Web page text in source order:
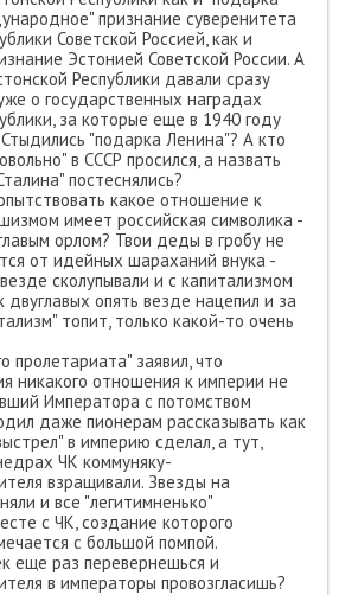
признание суверенитета
Советской Россией, как и
Эстонией Советской России. А
Республики давали сразу
о государственных наградах
за которые еще в 1940 году
"подарка Ленина"? А кто
в СССР просился, а назвать
постеснялись?
какое отношение к
имеет российская символика -
орлом? Твои деды в гробу не
от идейных шараханий внука -
сколупывали и с капитализмом
двуглавых опять везде нацепил и за
топит, только какой-то очень
пролетариата" заявил, что
никакого отношения к империи не
Императора с потомством
даже пионерам рассказывать как
в империю сделал, а тут,
ЧК коммуняку-
взращивали. Звезды на
и все "легитимненько"
с ЧК, создание которого
с большой помпой.
еще раз перевернешься и
в императоры провозгласишь?